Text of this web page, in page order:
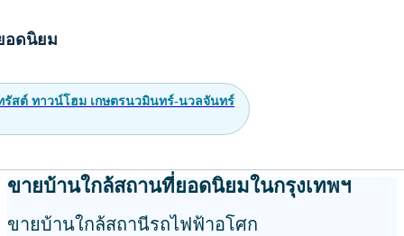
อดนิยม
รัสต์ ทาวน์โฮม เกษตรนวมินทร์-นวลจันทร์
ขายบ้านใกล้สถานที่ยอดนิยมในกรุงเทพฯ
ขายบ้านใกล้สถานีรถไฟฟ้าอโศก